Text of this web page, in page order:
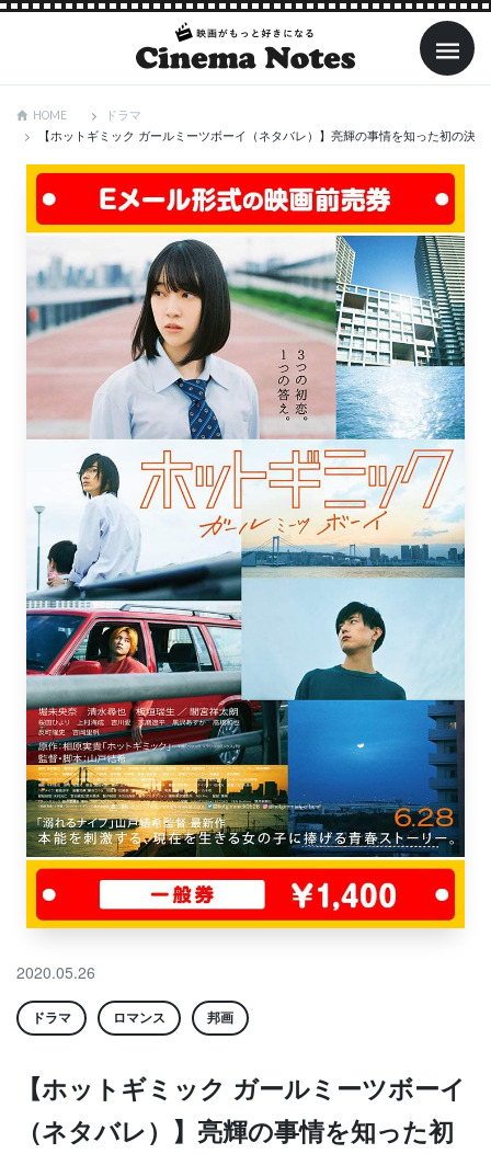
HOME
ドラマ
【ホットギミック ガールミーツボーイ（ネタバレ）】亮輝の事情を知った初の決
2020.05.26
ドラマ ロマンス 邦画
【ホットギミック ガールミーツボーイ
（ネタバレ）】亮輝の事情を知った初